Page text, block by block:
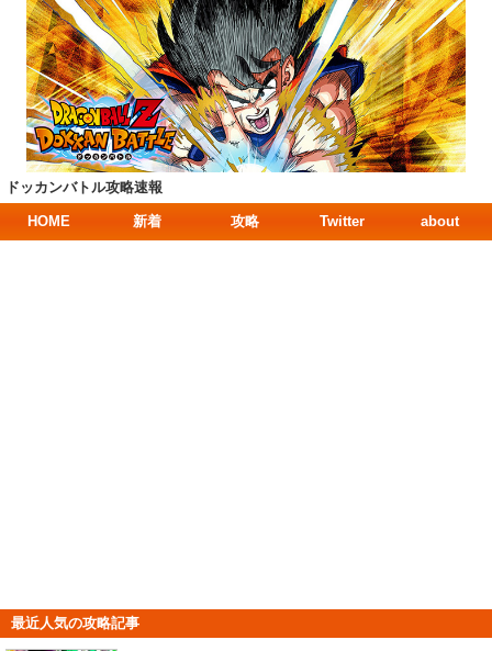
ドッカンバトル攻略速報
HOME 新着 攻略 Twitter about
最近人気の攻略記事